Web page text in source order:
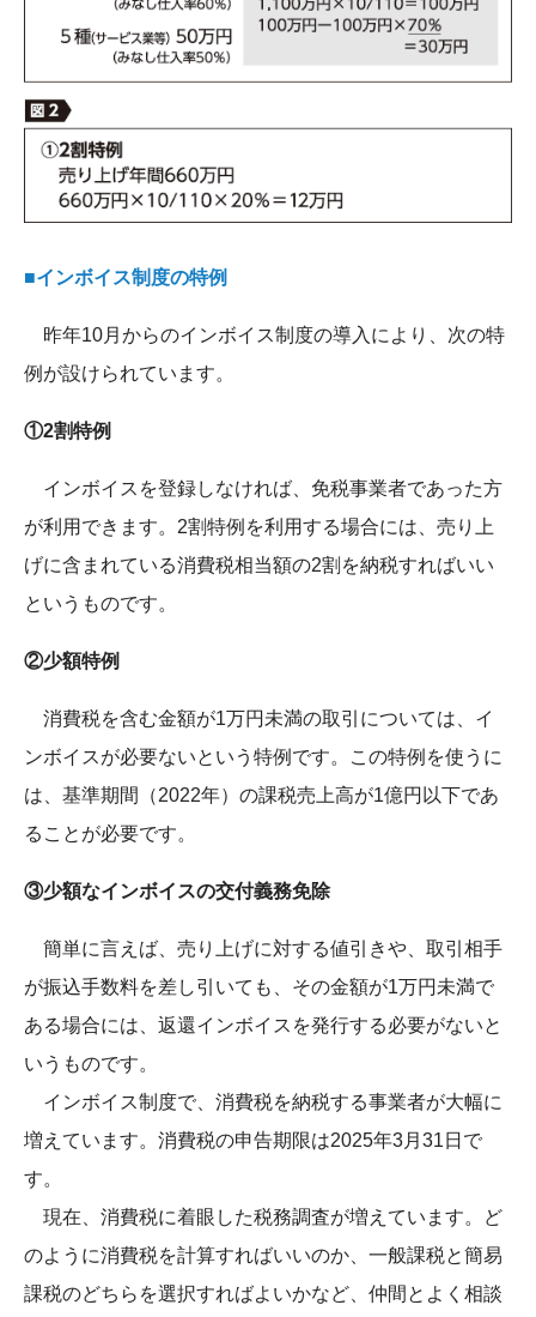
■インボイス制度の特例
昨年10月からのインボイス制度の導入により、次の特
例が設けられています。
①2割特例
インボイスを登録しなければ、免税事業者であった方
が利用できます。2割特例を利用する場合には、売り上
げに含まれている消費税相当額の2割を納税すればいい
というものです。
②少額特例
消費税を含む金額が1万円未満の取引については、イ
ンボイスが必要ないという特例です。この特例を使うに
は、基準期間（2022年）の課税売上高が1億円以下であ
ることが必要です。
③少額なインボイスの交付義務免除
簡単に言えば、売り上げに対する値引きや、取引相手
が振込手数料を差し引いても、その金額が1万円未満で
ある場合には、返還インボイスを発行する必要がないと
いうものです。
インボイス制度で、消費税を納税する事業者が大幅に
増えています。消費税の申告期限は2025年3月31日で
す。
現在、消費税に着眼した税務調査が増えています。ど
のように消費税を計算すればいいのか、一般課税と簡易
課税のどちらを選択すればよいかなど、仲間とよく相談